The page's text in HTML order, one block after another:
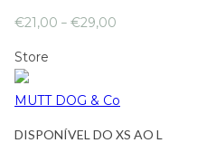
€21,00 – €29,00
Store
MUTT DOG & Co
DISPONÍVEL DO XS AO L